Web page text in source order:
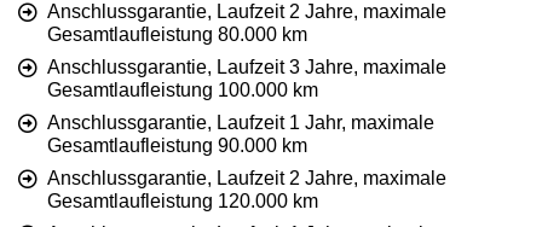
Anschlussgarantie, Laufzeit 2 Jahre, maximale
Gesamtlaufleistung 80.000 km
Anschlussgarantie, Laufzeit 3 Jahre, maximale
Gesamtlaufleistung 100.000 km
Anschlussgarantie, Laufzeit 1 Jahr, maximale
Gesamtlaufleistung 90.000 km
Anschlussgarantie, Laufzeit 2 Jahre, maximale
Gesamtlaufleistung 120.000 km